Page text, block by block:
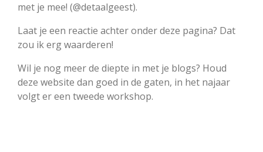
met je mee! (@detaalgeest).
Laat je een reactie achter onder deze pagina? Dat
zou ik erg waarderen!
Wil je nog meer de diepte in met je blogs? Houd
deze website dan goed in de gaten, in het najaar
volgt er een tweede workshop.